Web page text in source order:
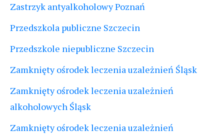
Zastrzyk antyalkoholowy Poznań
Przedszkola publiczne Szczecin
Przedszkole niepubliczne Szczecin
Zamknięty ośrodek leczenia uzależnień Śląsk
Zamknięty ośrodek leczenia uzależnień
alkoholowych Śląsk
Zamknięty ośrodek leczenia uzależnień